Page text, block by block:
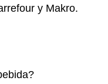
y Makro.